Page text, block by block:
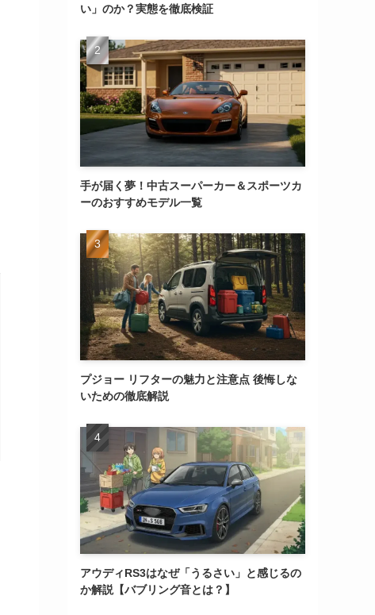
い」のか？実態を徹底検証
手が届く夢！中古スーパーカー＆スポーツカ
ーのおすすめモデル一覧
プジョー リフターの魅力と注意点 後悔しな
いための徹底解説
アウディRS3はなぜ「うるさい」と感じるの
か解説【バブリング音とは？】